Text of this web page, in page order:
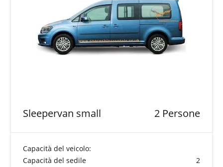
Sleepervan small 2 Persone
Capacità del veicolo:
Capacità del sedile
2